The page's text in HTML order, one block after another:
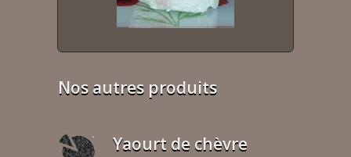
Nos autres produits
Yaourt de chèvre